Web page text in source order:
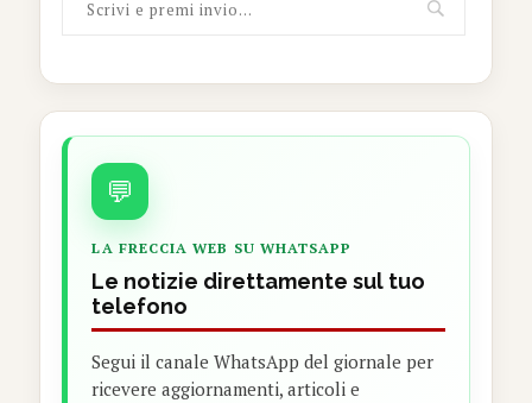
💬
LA FRECCIA WEB SU WHATSAPP
Le notizie direttamente sul tuo
telefono
Segui il canale WhatsApp del giornale per
ricevere aggiornamenti, articoli e